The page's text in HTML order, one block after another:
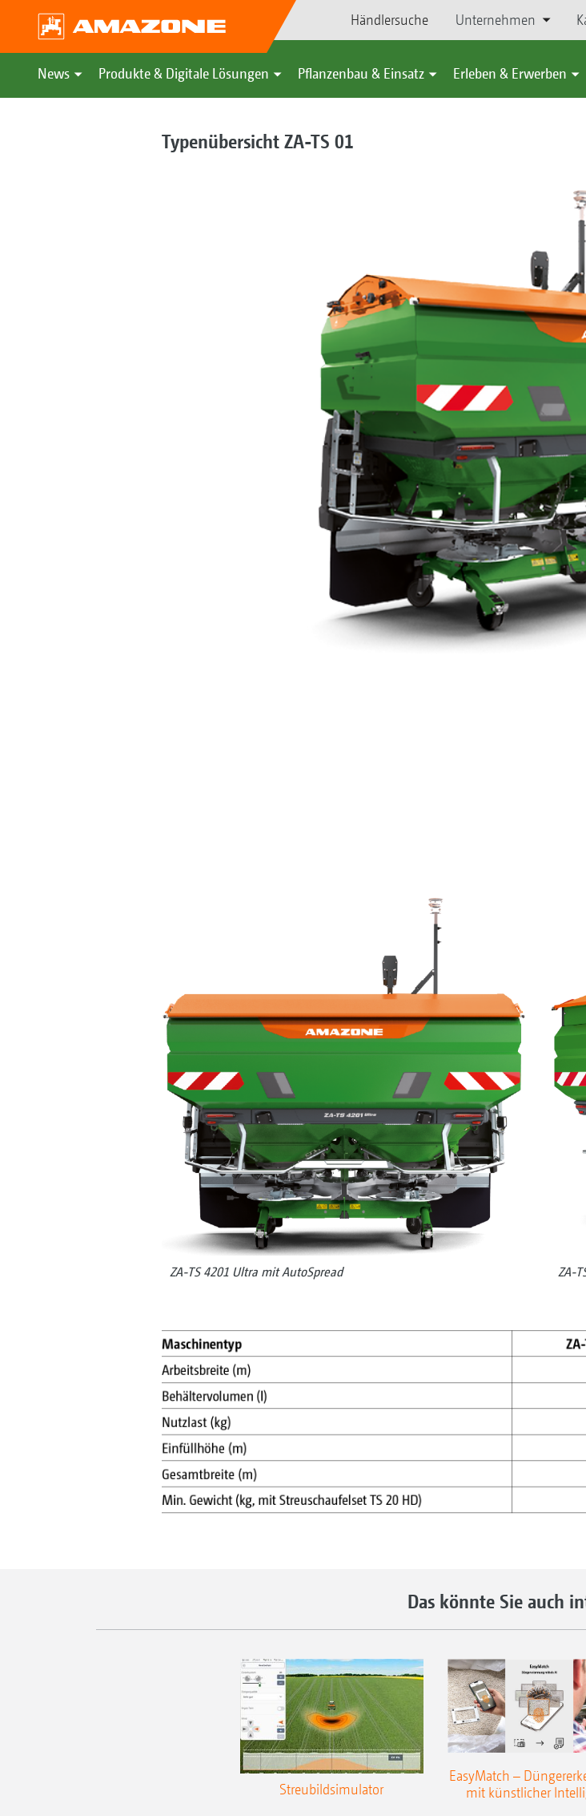
Händlersuche Unternehmen
News Produkte & Digitale Lösungen Pflanzenbau & Einsatz Erleben & Erwerben
Typenübersicht ZA-TS 01
ZA-TS 4201 Ultra mit AutoSpread ZA-
Das könnte Sie auch
Streubildsimulator
EasyMatch –
mit künstlicher